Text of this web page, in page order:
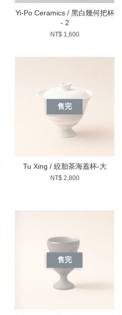
Yi-Po Ceramics / 黑白幾何把杯
- 2
NT$ 1,600
售完
Tu Xing / 絞胎茶海蓋杯-大
NT$ 2,800
售完